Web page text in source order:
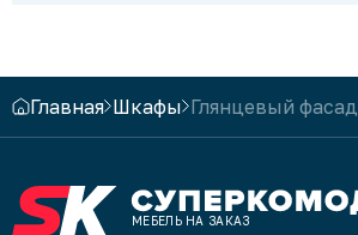
Главная Шкафы Глянцевый фасад
МЕБЕЛЬ НА ЗАКАЗ